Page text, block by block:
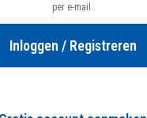
per e-mail.
Inloggen / Registreren